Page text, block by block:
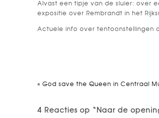
Alvast een tipje van de sluier: over
expositie over Rembrandt in het
Actuele info over tentoonstellingen
« God save the Queen in Centraal
4 Reacties op “Naar de